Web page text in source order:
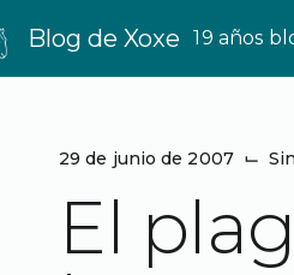
Blog de Xoxe 19 años
29 de junio de 2007 ⌙
El